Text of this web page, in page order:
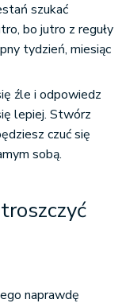
szukać
bo jutro z reguły
tydzień, miesiąc
źle i odpowiedz
lepiej. Stwórz
czuć się
sobą.
naprawdę